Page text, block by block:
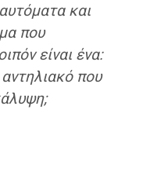
και
που
είναι ένα:
που